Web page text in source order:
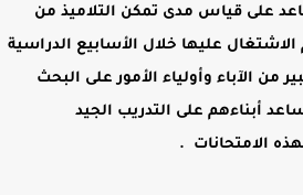
على قياس مدى تمكن التلاميذ من
الاشتغال عليها خلال الأسابيع الدراسية
من الآباء وأولياء الأمور على البحث
أبناءهم على التدريب الجيد
الامتحانات .